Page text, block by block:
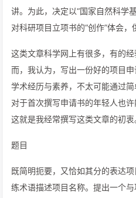
讲。为此，决定以“国家自然科学
对科研项目立项书的“创作”体会，
这类文章科学网上有很多，有的
而，我认为，写出一份好的项目
学术经历与素养，不太可能通过简
对于首次撰写申请书的年轻人也
这就是我经常撰写这类文章的初衷
题目
既简明扼要，又恰如其分的表达
练术语描述项目名称。提出一个